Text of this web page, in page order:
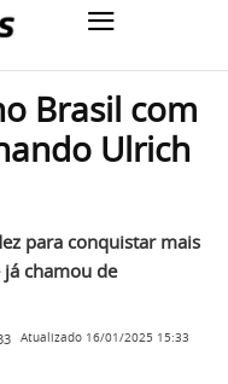
Brasil com
Ulrich
para conquistar mais
chamou de
Atualizado 16/01/2025 15:33